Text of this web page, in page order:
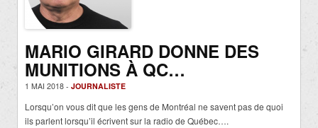
MARIO GIRARD DONNE DES
MUNITIONS À QC…
1 MAI 2018 - JOURNALISTE
Lorsqu’on vous dit que les gens de Montréal ne savent pas de quoi
ils parlent lorsqu’il écrivent sur la radio de Québec….